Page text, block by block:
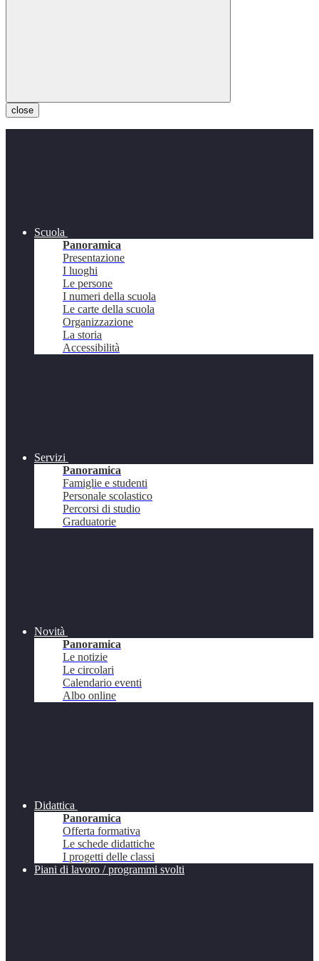
close
Scuola
Panoramica
Presentazione
I luoghi
Le persone
I numeri della scuola
Le carte della scuola
Organizzazione
La storia
Accessibilità
Servizi
Panoramica
Famiglie e studenti
Personale scolastico
Percorsi di studio
Graduatorie
Novità
Panoramica
Le notizie
Le circolari
Calendario eventi
Albo online
Didattica
Panoramica
Offerta formativa
Le schede didattiche
I progetti delle classi
Piani di lavoro / programmi svolti